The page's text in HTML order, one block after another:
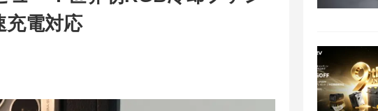
充電対応